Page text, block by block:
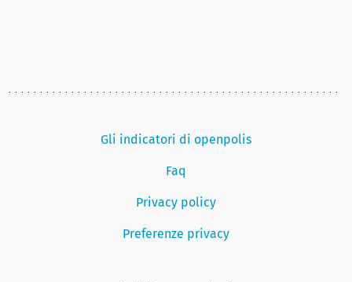
Gli indicatori di openpolis
Faq
Privacy policy
Preferenze privacy